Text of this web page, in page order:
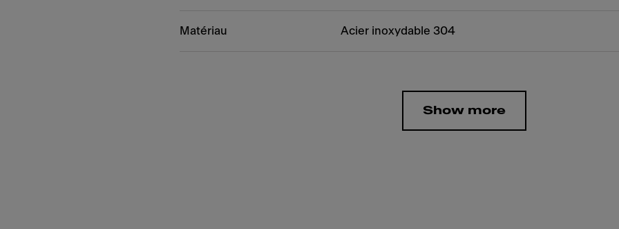
Matériau Acier inoxydable 304
Show more